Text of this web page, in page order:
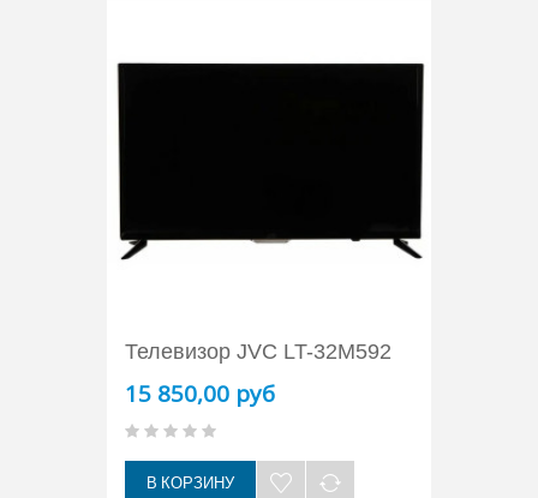
Телевизор JVC LT-32M592
15 850,00 руб
В КОРЗИНУ